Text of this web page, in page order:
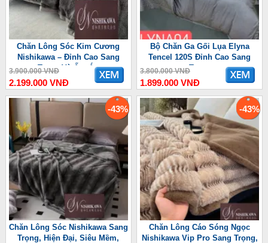
Chăn Lông Sóc Kim Cương
Nishikawa – Đỉnh Cao Sang
Trọng Và Ấm Áp
3.900.000 VNĐ
2.199.000 VNĐ
Bộ Chăn Ga Gối Lụa Elyna
Tencel 120S Đỉnh Cao Sang
Trọng
3.800.000 VNĐ
1.899.000 VNĐ
-43%
Chăn Lông Sóc Nishikawa Sang
Trọng, Hiện Đại, Siêu Mềm,
-43%
Chăn Lông Cáo Sóng Ngọc
Nishikawa Vip Pro Sang Trọng,